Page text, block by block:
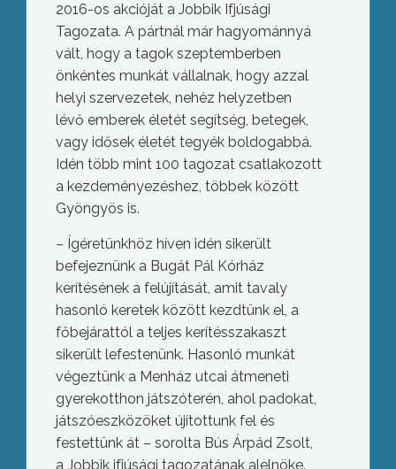
2016-os akcióját a Jobbik Ifjúsági
Tagozata. A pártnál már hagyománnyá
vált, hogy a tagok szeptemberben
önkéntes munkát vállalnak, hogy azzal
helyi szervezetek, nehéz helyzetben
lévő emberek életét segítség, betegek,
vagy idősek életét tegyék boldogabbá.
Idén több mint 100 tagozat csatlakozott
a kezdeményezéshez, többek között
Gyöngyös is.
– Ígéretünkhöz híven idén sikerült
befejeznünk a Bugát Pál Kórház
kerítésének a felújítását, amit tavaly
hasonló keretek között kezdtünk el, a
főbejárattól a teljes kerítésszakaszt
sikerült lefestenünk. Hasonló munkát
végeztünk a Menház utcai átmeneti
gyerekotthon játszóterén, ahol padokat,
játszóeszközöket újítottunk fel és
festettünk át – sorolta Bús Árpád Zsolt,
a Jobbik ifjúsági tagozatának alelnöke.